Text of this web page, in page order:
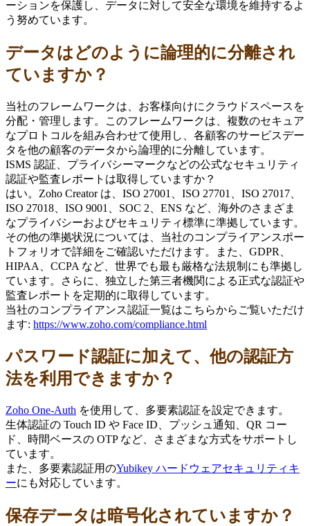
ーションを保護し、データに対して安全な環境を維持するよ
う努めています。
データはどのように論理的に分離され
ていますか？
当社のフレームワークは、お客様向けにクラウドスペースを
分配・管理します。このフレームワークは、複数のセキュア
なプロトコルを組み合わせて使用し、各顧客のサービスデー
タを他の顧客のデータから論理的に分離しています。
ISMS 認証、プライバシーマークなどの公式なセキュリティ
認証や監査レポートは取得していますか？
はい。Zoho Creator は、ISO 27001、ISO 27701、ISO 27017、
ISO 27018、ISO 9001、SOC 2、ENS など、海外のさまざま
なプライバシーおよびセキュリティ標準に準拠しています。
その他の準拠状況については、当社のコンプライアンスポー
トフォリオで詳細をご確認いただけます。また、GDPR、
HIPAA、CCPA など、世界でも最も厳格な法規制にも準拠し
ています。さらに、独立した第三者機関による正式な認証や
監査レポートを定期的に取得しています。
当社のコンプライアンス認証一覧はこちらからご覧いただけ
ます: https://www.zoho.com/compliance.html
パスワード認証に加えて、他の認証方
法を利用できますか？
Zoho One-Auth を使用して、多要素認証を設定できます。
生体認証の Touch ID や Face ID、プッシュ通知、QR コー
ド、時間ベースの OTP など、さまざまな方式をサポートし
ています。
また、多要素認証用のYubikey ハードウェアセキュリティキ
ーにも対応しています。
保存データは暗号化されていますか？